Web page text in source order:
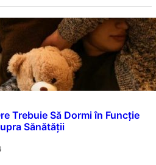
Trebuie Să Dormi în Funcție
Sănătății